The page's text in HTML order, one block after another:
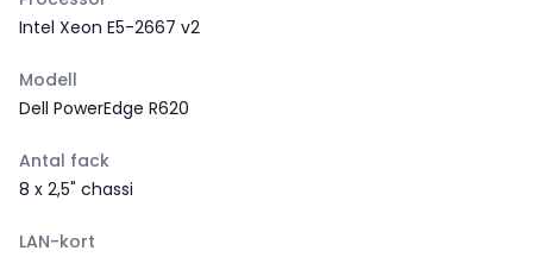
Intel Xeon E5-2667 v2
Modell
Dell PowerEdge R620
Antal fack
8 x 2,5" chassi
LAN-kort